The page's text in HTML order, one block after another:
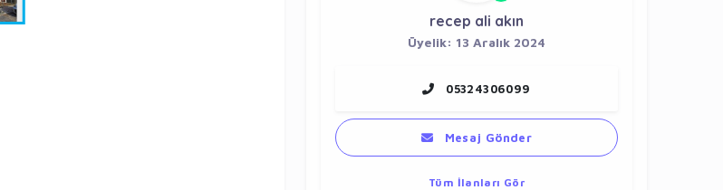
recep ali akın
Üyelik: 13 Aralık 2024
05324306099
Mesaj Gönder
Tüm İlanları Gör